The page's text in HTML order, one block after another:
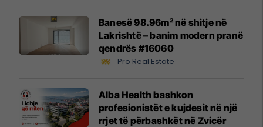
Banesë 98.96m² në shitje në
Lakrishtë – banim modern pranë
qendrës #16060
Pro Real Estate
Alba Health bashkon
profesionistët e kujdesit në një
rrjet të përbashkët në Zvicër